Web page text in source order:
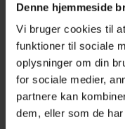
Denne hjemmeside
Vi bruger cookies til
funktioner til sociale
oplysninger om din
for sociale medier,
partnere kan
dem, eller som de